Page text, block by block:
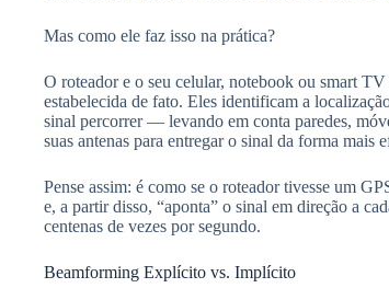
Mas como ele faz isso na prática?
O roteador e o seu celular, notebook ou smart
estabelecida de fato. Eles identificam a
sinal percorrer — levando em conta paredes,
suas antenas para entregar o sinal da forma mais
Pense assim: é como se o roteador tivesse um
e, a partir disso, “aponta” o sinal em direção a
centenas de vezes por segundo.
Beamforming Explícito vs. Implícito